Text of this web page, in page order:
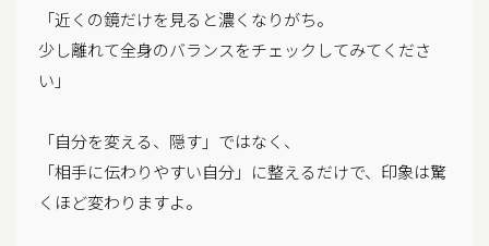
「近くの鏡だけを見ると濃くなりがち。
少し離れて全身のバランスをチェックしてみてくださ
い」
「自分を変える、隠す」ではなく、
「相手に伝わりやすい自分」に整えるだけで、印象は驚
くほど変わりますよ。